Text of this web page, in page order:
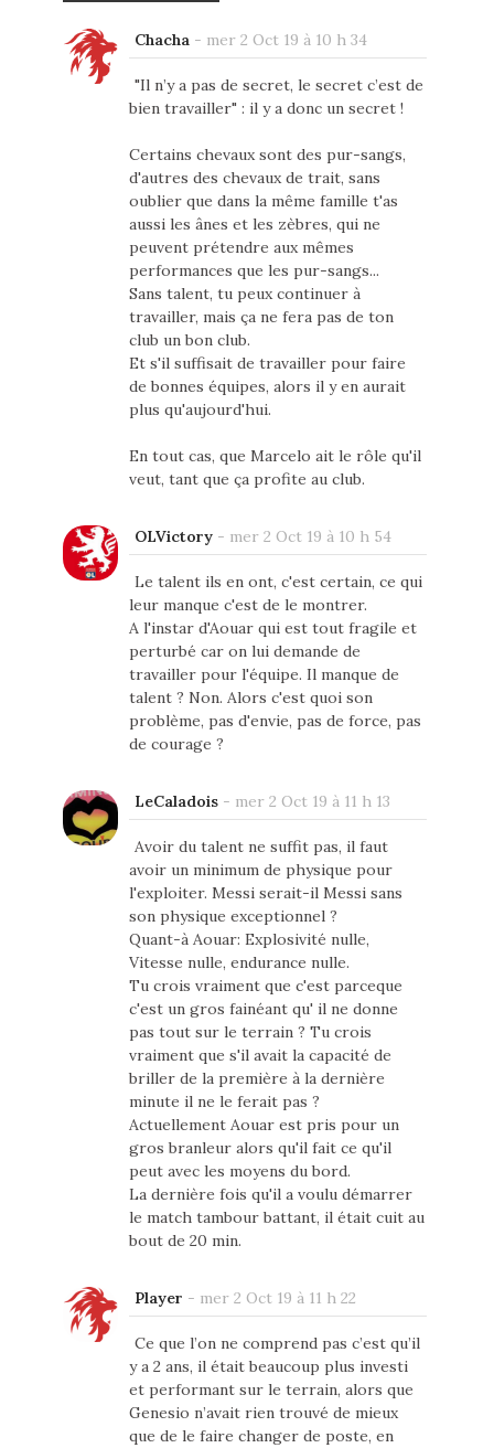
Chacha- mer 2 Oct 19 à 10 h 34
"Il n’y a pas de secret, le secret c’est de
bien travailler" : il y a donc un secret !
Certains chevaux sont des pur-sangs,
d'autres des chevaux de trait, sans
oublier que dans la même famille t'as
aussi les ânes et les zèbres, qui ne
peuvent prétendre aux mêmes
performances que les pur-sangs...
Sans talent, tu peux continuer à
travailler, mais ça ne fera pas de ton
club un bon club.
Et s'il suffisait de travailler pour faire
de bonnes équipes, alors il y en aurait
plus qu'aujourd'hui.
En tout cas, que Marcelo ait le rôle qu'il
veut, tant que ça profite au club.
OLVictory- mer 2 Oct 19 à 10 h 54
Le talent ils en ont, c'est certain, ce qui
leur manque c'est de le montrer.
A l'instar d'Aouar qui est tout fragile et
perturbé car on lui demande de
travailler pour l'équipe. Il manque de
talent ? Non. Alors c'est quoi son
problème, pas d'envie, pas de force, pas
de courage ?
LeCaladois- mer 2 Oct 19 à 11 h 13
Avoir du talent ne suffit pas, il faut
avoir un minimum de physique pour
l'exploiter. Messi serait-il Messi sans
son physique exceptionnel ?
Quant-à Aouar: Explosivité nulle,
Vitesse nulle, endurance nulle.
Tu crois vraiment que c'est parceque
c'est un gros fainéant qu' il ne donne
pas tout sur le terrain ? Tu crois
vraiment que s'il avait la capacité de
briller de la première à la dernière
minute il ne le ferait pas ?
Actuellement Aouar est pris pour un
gros branleur alors qu'il fait ce qu'il
peut avec les moyens du bord.
La dernière fois qu'il a voulu démarrer
le match tambour battant, il était cuit au
bout de 20 min.
Player - mer 2 Oct 19 à 11 h 22
Ce que l’on ne comprend pas c’est qu’il
y a 2 ans, il était beaucoup plus investi
et performant sur le terrain, alors que
Genesio n’avait rien trouvé de mieux
que de le faire changer de poste, en